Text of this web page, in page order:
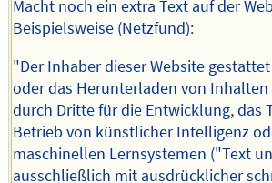
Macht noch ein extra Text auf der
Beispielsweise (Netzfund):
"Der Inhaber dieser Website
oder das Herunterladen von Inhalten
durch Dritte für die Entwicklung, das
Betrieb von künstlicher Intelligenz
maschinellen Lernsystemen ("Text
ausschließlich mit ausdrücklicher